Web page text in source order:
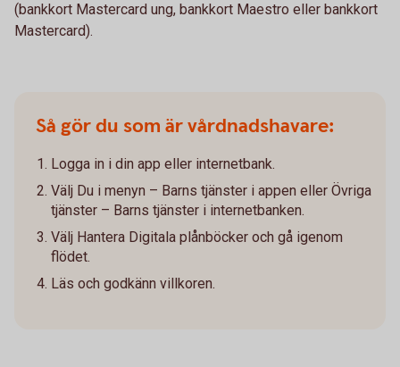
(bankkort Mastercard ung, bankkort Maestro eller bankkort
Mastercard).
Så gör du som är vårdnadshavare:
Logga in i din app eller internetbank.
Välj Du i menyn – Barns tjänster i appen eller Övriga
tjänster – Barns tjänster i internetbanken.
Välj Hantera Digitala plånböcker och gå igenom
flödet.
Läs och godkänn villkoren.